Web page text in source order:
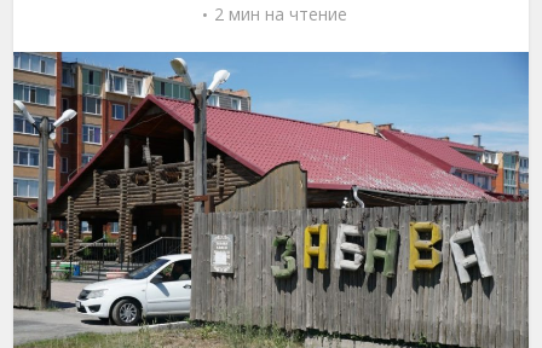
2 мин на чтение